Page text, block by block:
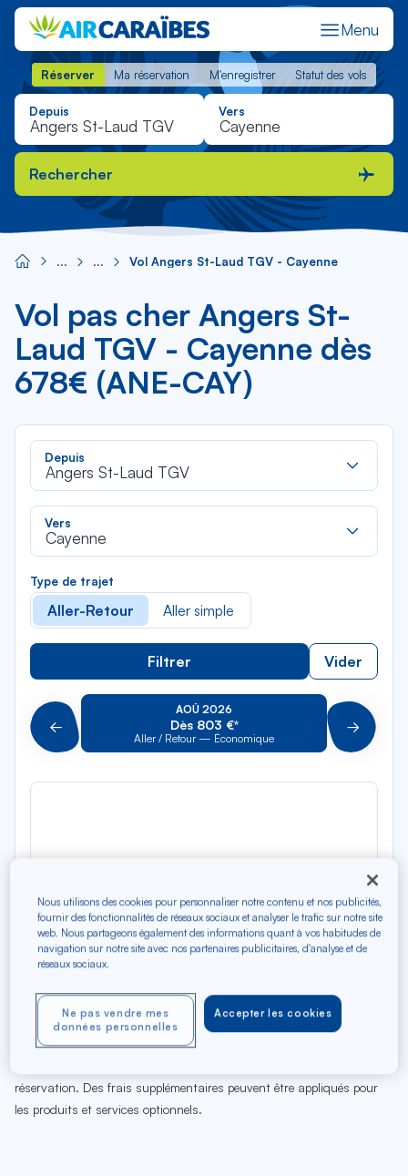
Menu
Réserver Ma réservation M'enregistrer Statut des vols
Réserver Ma réservation M'enregistrer Statut des vols
Depuis Vers
Rechercher
Vol Angers St-Laud TGV - Cayenne
Vol pas cher Angers St-
Laud TGV - Cayenne dès
678€ (ANE-CAY)
Depuis
Angers St-Laud TGV
Vers
Cayenne
Type de trajet
Aller-Retour Aller simple
Filtrer Vider
Précédent
AOÛ 2026
Dès 803 €*
Aller / Retour — Économique Suivant
07
AOÛ
08
Tarifs affichés par défaut pour un vol de 7 jours en classe
réservation. Des frais supplémentaires peuvent être appliqués pour
les produits et services optionnels.
Nous utilisons des cookies pour personnaliser notre contenu et nos publicités,
fournir des fonctionnalités de réseaux sociaux et analyser le trafic sur notre site
web. Nous partageons également des informations quant à vos habitudes de
navigation sur notre site avec nos partenaires publicitaires, d'analyse et de
réseaux sociaux.
Accepter les cookies
Ne pas vendre mes
données personnelles